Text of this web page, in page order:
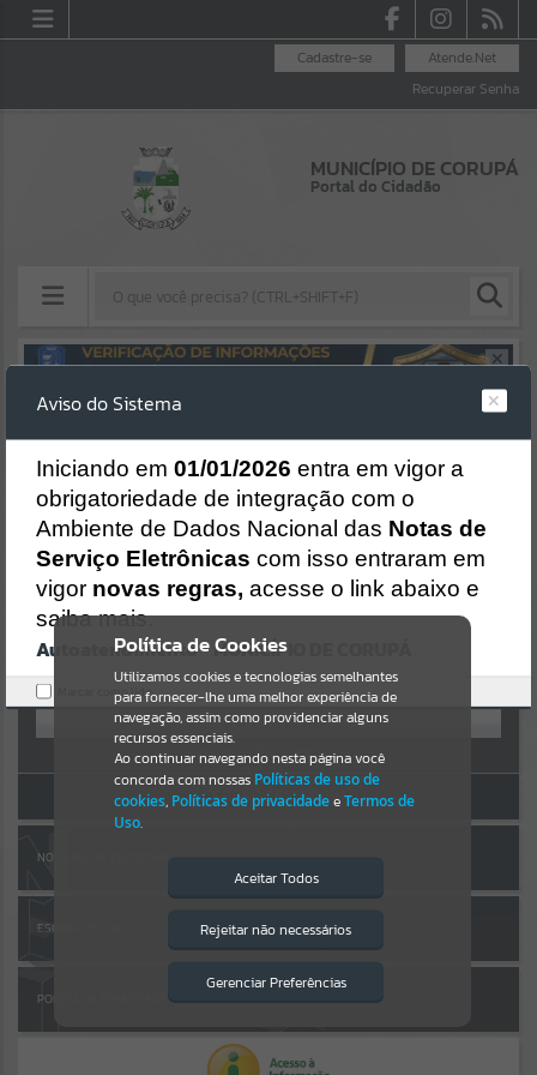
Atende.Net
Cadastre-se
Recuperar Senha
MUNICÍPIO DE CORUPÁ
Portal do Cidadão
Resultados para""
Portais
Por favor, aguarde...
NOTÍCIAS
Por favor, aguarde...
Por favor, aguarde...
SERVIÇOS
PÁGINAS
AUTOATENDIMENTO
OU
Cadastre-se|Recuperar Senha
ACESSAR SEM LOGIN
NOTA FISCAL ELETRÔNICA
ESCRITA FISCAL
PORTAL DA TRANSPARÊNCIA
Política de Cookies
Utilizamos cookies e tecnologias semelhantes
para fornecer-lhe uma melhor experiência de
navegação, assim como providenciar alguns
recursos essenciais.
Ao continuar navegando nesta página você
concorda com nossas Políticas de uso de
cookies, Políticas de privacidadeeTermos de
Uso.
Aceitar Todos
Rejeitar não necessários
Gerenciar Preferências
Isto significa que diversos recursos
providenciados poderão não estar
Aviso do Sistema
Iniciando em 01/01/2026 entra em vigor a
obrigatoriedade de integração com o
Ambiente de Dados Nacional das Notas de
Serviço Eletrônicas com isso entraram em
vigor novas regras, acesse o link abaixo e
saiba mais.
Autoatendimento - MUNICÍPIO DE CORUPÁ
Marcar como lido.
Erro
Gerenciamento do Sistema
CÓDIGO DA MENSAGEM:
Ocorreu um erro de script:
Uncaught SyntaxError: Unexpected token '('
https://corupa.atende.net/cidadao/pagina/static/bundle/wpo_index
_2_base_l2_portal_editores_sync_dd63a725aa1a3e42e62571aa199b6
7e2.js?v=816ac05d:47
Verificar Mais Detalhes